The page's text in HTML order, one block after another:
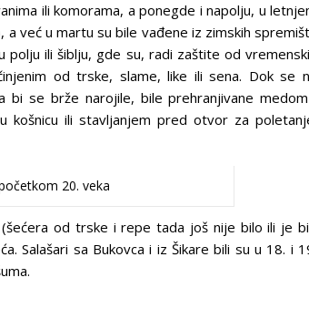
ili komorama, a ponegde i napolju, u
već u martu su bile vađene iz zimskih
ili šiblju, gde su, radi zaštite od
od trske, slame, like ili sena. Dok se
bi se brže narojile, bile prehranjivane
košnicu ili stavljanjem pred otvor za
20. veka
od trske i repe tada još nije bilo ili je
Salašari sa Bukovca i iz Šikare bili su u 18. i